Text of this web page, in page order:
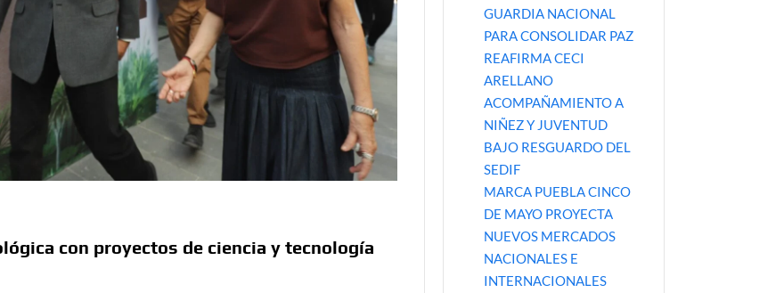
con proyectos de ciencia y tecnología
GUARDIA NACIONAL
PARA CONSOLIDAR PAZ
REAFIRMA CECI
ARELLANO
ACOMPAÑAMIENTO A
NIÑEZ Y JUVENTUD
BAJO RESGUARDO DEL
SEDIF
MARCA PUEBLA CINCO
DE MAYO PROYECTA
NUEVOS MERCADOS
NACIONALES E
INTERNACIONALES